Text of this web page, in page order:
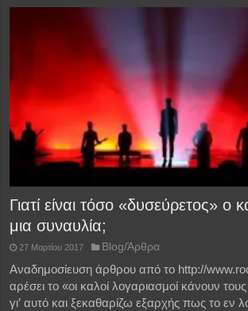
Γιατί είναι τόσο «δυσεύρετος» ο
μια συναυλία;
27 Μαρτίου 2017 Blog/Άρθρα
Αναδημοσίευση άρθρου από το http://
αρέσει το «οι καλοί λογαριασμοί κάνουν
γι’ αυτό και ξεκαθαρίζω εξαρχής πως το εν